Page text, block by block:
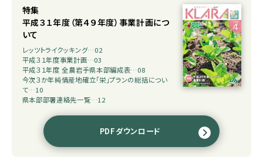
特集
平成３１年度（第４９年度）事業計画につ
いて
レッツトライクッキング…02
平成３１年度事業計画…03
平成３１年度 全農岩手県本部編成表…08
今次３か年純情産地確立「栄」プランの総括につい
て…10
県本部部署連絡先一覧…12
PDFダウンロード